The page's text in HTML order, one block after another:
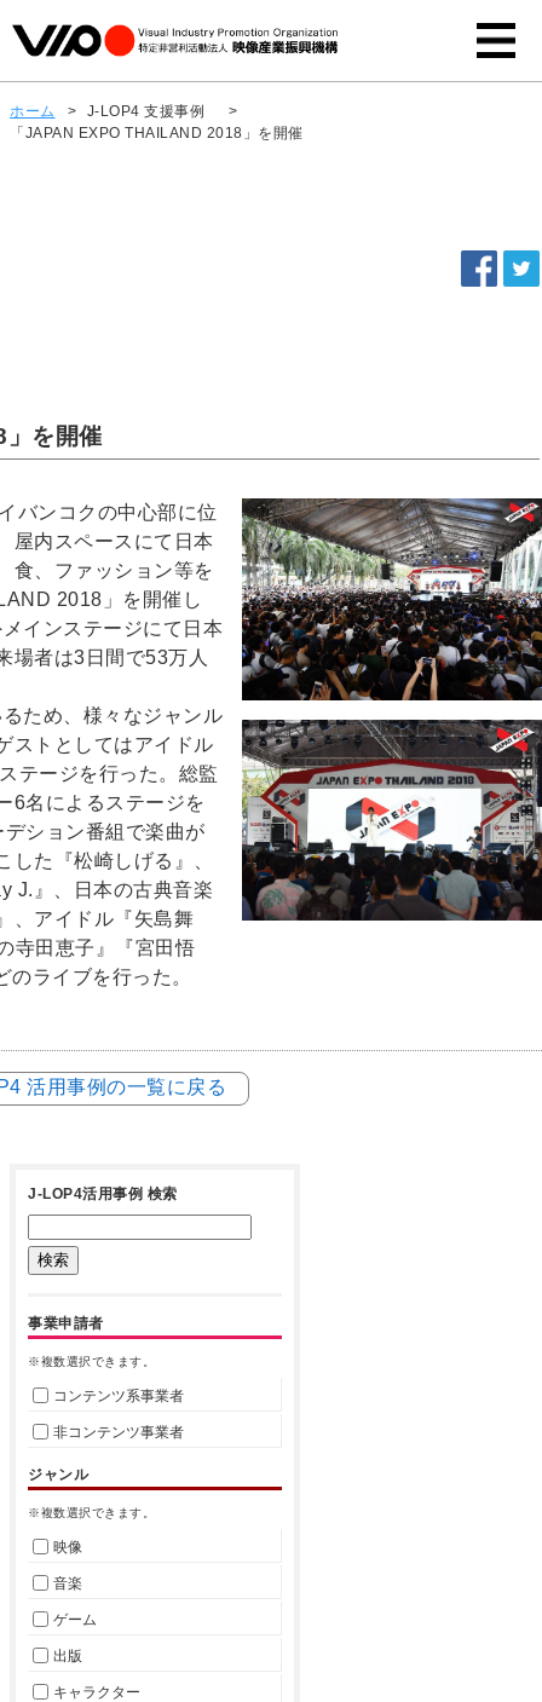
ホーム > J-LOP4 支援事例
>
「JAPAN EXPO THAILAND 2018」を開催
を開催
バンコクの中心部に位
屋内スペースにて日本
食、ファッション等を
2018」を開催し
インステージにて日本
場者は3日間で53万人
ため、様々なジャンル
ストとしてはアイドル
テージを行った。総監
6名によるステージを
ション番組で楽曲が
た『松崎しげる』、
J.』、日本の古典音楽
、アイドル『矢島舞
寺田恵子』『宮田悟
ライブを行った。
活用事例の一覧に戻る
J-LOP4活用事例 検索
事業申請者
※複数選択できます。
コンテンツ系事業者
非コンテンツ事業者
ジャンル
※複数選択できます。
映像
音楽
ゲーム
出版
キャラクター